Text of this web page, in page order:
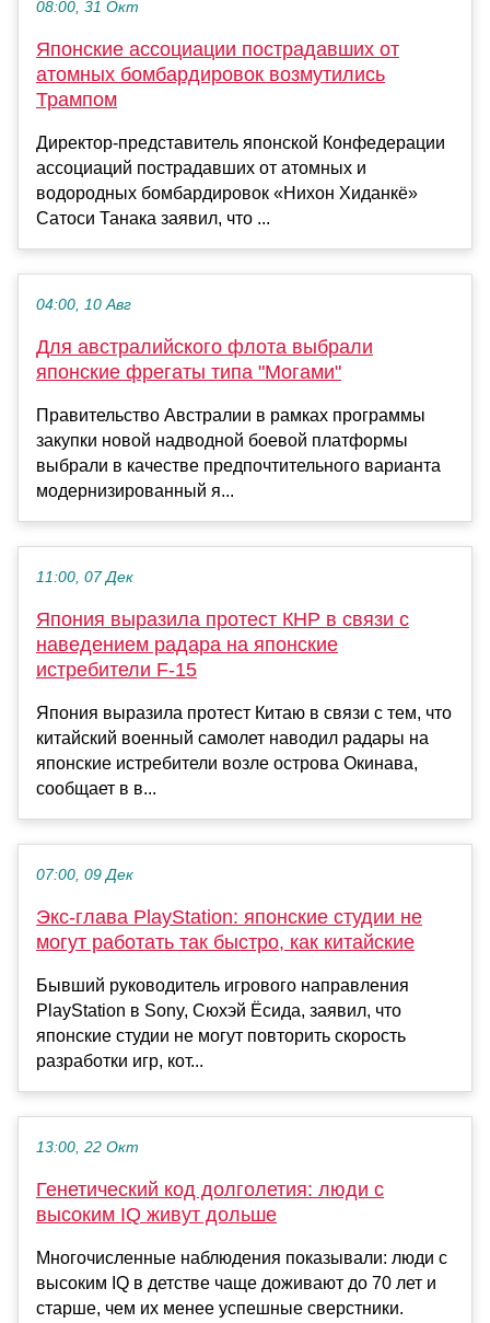
08:00, 31 Окт
Японские ассоциации пострадавших от
атомных бомбардировок возмутились
Трампом
Директор-представитель японской Конфедерации
ассоциаций пострадавших от атомных и
водородных бомбардировок «Нихон Хиданкё»
Сатоси Танака заявил, что ...
04:00, 10 Авг
Для австралийского флота выбрали
японские фрегаты типа "Могами"
Правительство Австралии в рамках программы
закупки новой надводной боевой платформы
выбрали в качестве предпочтительного варианта
модернизированный я...
11:00, 07 Дек
Япония выразила протест КНР в связи с
наведением радара на японские
истребители F-15
Япония выразила протест Китаю в связи с тем, что
китайский военный самолет наводил радары на
японские истребители возле острова Окинава,
сообщает в в...
07:00, 09 Дек
Экс-глава PlayStation: японские студии не
могут работать так быстро, как китайские
Бывший руководитель игрового направления
PlayStation в Sony, Сюхэй Ёсида, заявил, что
японские студии не могут повторить скорость
разработки игр, кот...
13:00, 22 Окт
Генетический код долголетия: люди с
высоким IQ живут дольше
Многочисленные наблюдения показывали: люди с
высоким IQ в детстве чаще доживают до 70 лет и
старше, чем их менее успешные сверстники.